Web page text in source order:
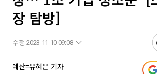
장 탐방]
수정 2023-11-10 09:08
예산=유혜은 기자